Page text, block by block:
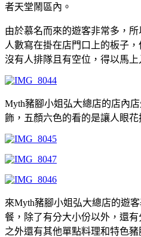
者天堂鬧區內。
由於慕名而來的遊客非常多，
人數寫在掛在店門口上的板子
沒有人排隊且有空位，得以馬上
Myth豬腳小姐弘大總店的店內
飾，五顏六色的看的是讓人眼花
來Myth豬腳小姐弘大總店的遊
餐，除了有分大小份以外，還
之外還有其他單點料理和特色